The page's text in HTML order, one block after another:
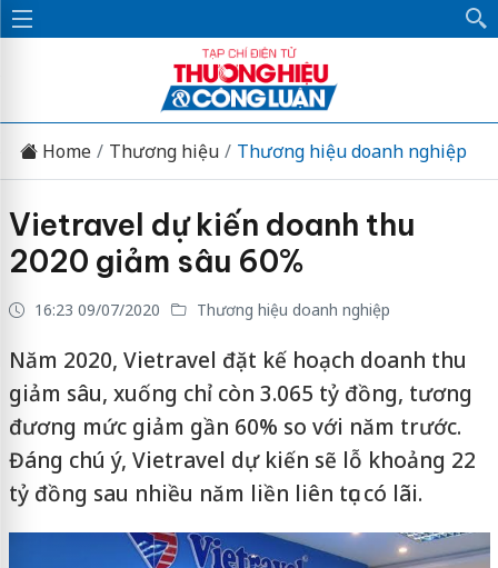
Home Thương hiệu Thương hiệu doanh nghiệp
Vietravel dự kiến doanh thu
2020 giảm sâu 60%
16:23 09/07/2020 Thương hiệu doanh nghiệp
Năm 2020, Vietravel đặt kế hoạch doanh thu
giảm sâu, xuống chỉ còn 3.065 tỷ đồng, tương
đương mức giảm gần 60% so với năm trước.
Đáng chú ý, Vietravel dự kiến sẽ lỗ khoảng 22
tỷ đồng sau nhiều năm liền liên tục có lãi.